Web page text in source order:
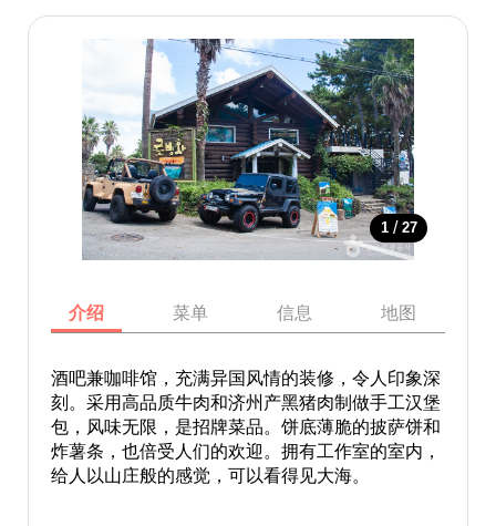
1 / 27
介绍 菜单 信息 地图
酒吧兼咖啡馆，充满异国风情的装修，令人印象深
刻。采用高品质牛肉和济州产黑猪肉制做手工汉堡
包，风味无限，是招牌菜品。饼底薄脆的披萨饼和
炸薯条，也倍受人们的欢迎。拥有工作室的室内，
给人以山庄般的感觉，可以看得见大海。